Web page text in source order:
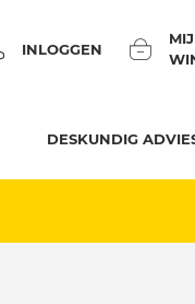
INLOGGEN
DESKUNDIG